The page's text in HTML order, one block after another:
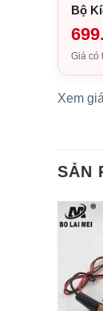
Bộ
Giá có
Xem
SẢN